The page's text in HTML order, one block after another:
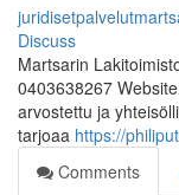
Discuss
Martsarin
0403638267
arvostettu ja
tarjoaa https://
Comments